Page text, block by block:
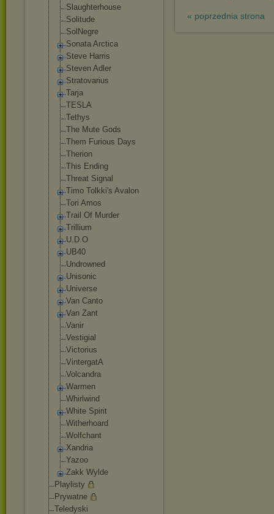
Slaughterhouse
Solitude
SolNegre
Sonata Arctica
Steve Harris
Steven Adler
Stratovarius
Tarja
TESLA
Tethys
The Mute Gods
Them Furious Days
Therion
This Ending
Threat Signal
Timo Tolkki's Avalon
Tori Amos
Trail Of Murder
Trillium
U.D.O
UB40
Undrowned
Unisonic
Universe
Van Canto
Van Zant
Vanir
Vestigial
Victorius
VintergatA
Volcandra
Warmen
Whirlwind
White Spirit
Witherhoard
Wolfchant
Xandria
Yazoo
Zakk Wylde
Playlisty
Prywatne
Teledyski
« poprzednia strona